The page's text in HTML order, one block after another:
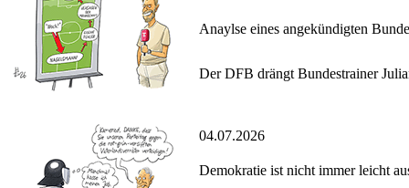
Anaylse eines angekündigten
Der DFB drängt Bundestrainer
04.07.2026
Demokratie ist nicht immer leicht